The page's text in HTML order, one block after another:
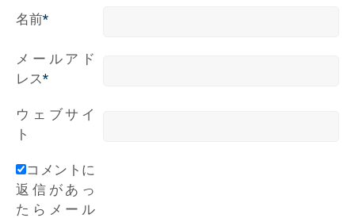
名前*
メールアド
レス*
ウェブサイ
ト
コメントに
返信があっ
たらメール